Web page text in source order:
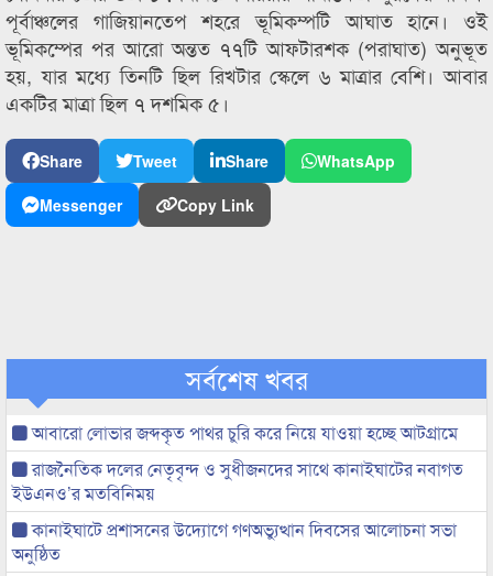
পূর্বাঞ্চলের গাজিয়ানতেপ শহরে ভূমিকম্পটি আঘাত হানে। ওই
ভূমিকম্পের পর আরো অন্তত ৭৭টি আফটারশক (পরাঘাত) অনুভূত
হয়, যার মধ্যে তিনটি ছিল রিখটার স্কেলে ৬ মাত্রার বেশি। আবার
একটির মাত্রা ছিল ৭ দশমিক ৫।
Share Tweet Share
WhatsApp
Messenger
Copy Link
সর্বশেষ খবর
আবারো লোভার জব্দকৃত পাথর চুরি করে নিয়ে যাওয়া হচ্ছে আটগ্রামে
রাজনৈতিক দলের নেতৃবৃন্দ ও সুধীজনদের সাথে কানাইঘাটের নবাগত
ইউএনও’র মতবিনিময়
কানাইঘাটে প্রশাসনের উদ্যোগে গণঅভ্যুত্থান দিবসের আলোচনা সভা
অনুষ্ঠিত